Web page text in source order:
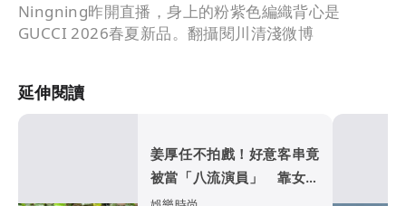
Ningning昨開直播，身上的粉紫色編織背心是
GUCCI 2026春夏新品。翻攝閱川清淺微博
延伸閱讀
姜厚任不拍戲！好意客串竟
被當「八流演員」 靠女友
晉升姜總裁